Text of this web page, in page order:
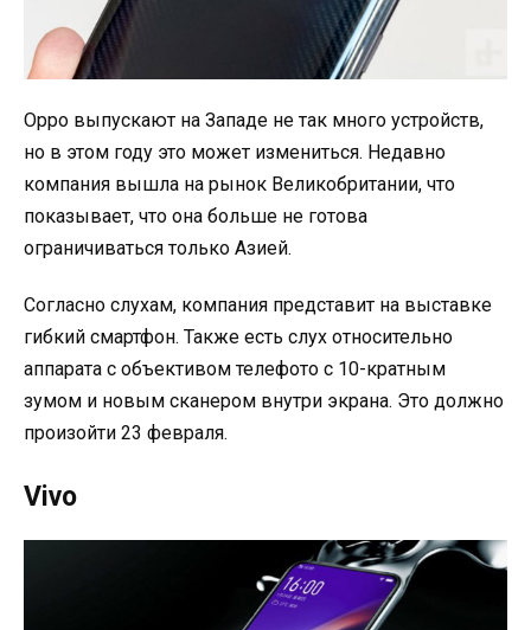
Oppo выпускают на Западе не так много устройств,
но в этом году это может измениться. Недавно
компания вышла на рынок Великобритании, что
показывает, что она больше не готова
ограничиваться только Азией.
Согласно слухам, компания представит на выставке
гибкий смартфон. Также есть слух относительно
аппарата с объективом телефото с 10-кратным
зумом и новым сканером внутри экрана. Это должно
произойти 23 февраля.
Vivo